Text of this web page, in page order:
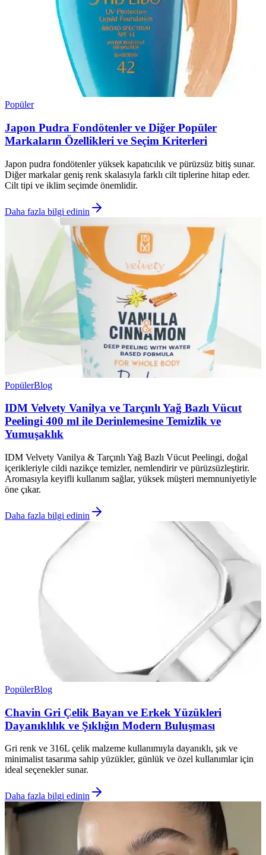
Popüler
Japon Pudra Fondötenler ve Diğer Popüler
Markaların Özellikleri ve Seçim Kriterleri
Japon pudra fondötenler yüksek kapatıcılık ve pürüzsüz bitiş sunar.
Diğer markalar geniş renk skalasıyla farklı cilt tiplerine hitap eder.
Cilt tipi ve iklim seçimde önemlidir.
Daha fazla bilgi edinin
PopülerBlog
IDM Velvety Vanilya ve Tarçınlı Yağ Bazlı Vücut
Peelingi 400 ml ile Derinlemesine Temizlik ve
Yumuşaklık
IDM Velvety Vanilya & Tarçınlı Yağ Bazlı Vücut Peelingi, doğal
içerikleriyle cildi nazikçe temizler, nemlendirir ve pürüzsüzleştirir.
Aromasıyla keyifli kullanım sağlar, yüksek müşteri memnuniyetiyle
öne çıkar.
Daha fazla bilgi edinin
PopülerBlog
Chavin Gri Çelik Bayan ve Erkek Yüzükleri
Dayanıklılık ve Şıklığın Modern Buluşması
Gri renk ve 316L çelik malzeme kullanımıyla dayanıklı, şık ve
minimalist tasarıma sahip yüzükler, günlük ve özel kullanımlar için
ideal seçenekler sunar.
Daha fazla bilgi edinin